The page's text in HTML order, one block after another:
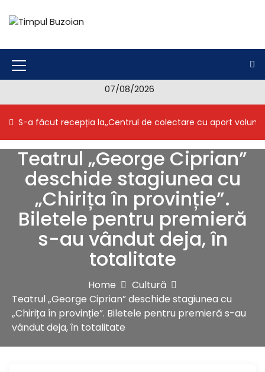
c
n
M
n
I
c
n
07/08/2026
S-a făcut recepția la,,Centrul de colectare cu aport
Teatrul „George Ciprian”
deschide stagiunea cu
„Chirița în provinție”.
Biletele pentru premieră
s-au vândut deja, în
totalitate
Home
Cultură
Teatrul „George Ciprian” deschide stagiunea cu
„Chirița în provinție”. Biletele pentru premieră s-au
vândut deja, în totalitate